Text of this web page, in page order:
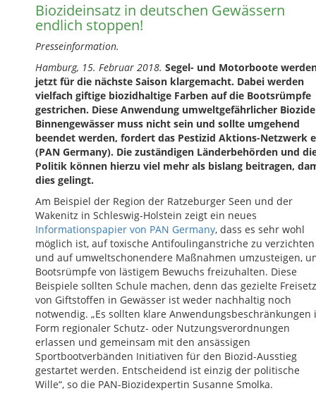
Biozideinsatz in deutschen Gewässern
endlich stoppen!
Presseinformation.
Hamburg, 15. Februar 2018. Segel- und Motorboote
jetzt für die nächste Saison klargemacht. Dabei werden
vielfach giftige biozidhaltige Farben auf die Bootsrümpfe
gestrichen. Diese Anwendung umweltgefährlicher
Binnengewässer muss nicht sein und sollte umgehend
beendet werden, fordert das Pestizid Aktions-Netzwerk
(PAN Germany). Die zuständigen Länderbehörden und
Politik können hierzu viel mehr als bislang beitragen,
dies gelingt.
Am Beispiel der Region der Ratzeburger Seen und der
Wakenitz in Schleswig-Holstein zeigt ein neues
Informationspapier von PAN Germany, dass es sehr wohl
möglich ist, auf toxische Antifoulinganstriche zu verzichten
und auf umweltschonendere Maßnahmen umzusteigen,
Bootsrümpfe von lästigem Bewuchs freizuhalten. Diese
Beispiele sollten Schule machen, denn das gezielte
von Giftstoffen in Gewässer ist weder nachhaltig noch
notwendig. „Es sollten klare Anwendungsbeschränkungen
Form regionaler Schutz- oder Nutzungsverordnungen
erlassen und gemeinsam mit den ansässigen
Sportbootverbänden Initiativen für den Biozid-Ausstieg
gestartet werden. Entscheidend ist einzig der politische
Wille“, so die PAN-Biozidexpertin Susanne Smolka.